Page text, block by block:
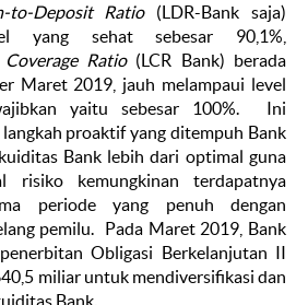
to-Deposit Ratio(LDR-Bank saja)
yang sehat sebesar 90,1%,
Ratio(LCR Bank) berada
Maret 2019, jauh melampaui level
yaitu sebesar 100%. Ini
proaktif yang ditempuh Bank
Bank lebih dari optimal guna
risiko kemungkinan terdapatnya
periode yang penuh dengan
pemilu. Pada Maret 2019, Bank
Obligasi Berkelanjutan II
miliar untuk mendiversifikasi dan
Bank.